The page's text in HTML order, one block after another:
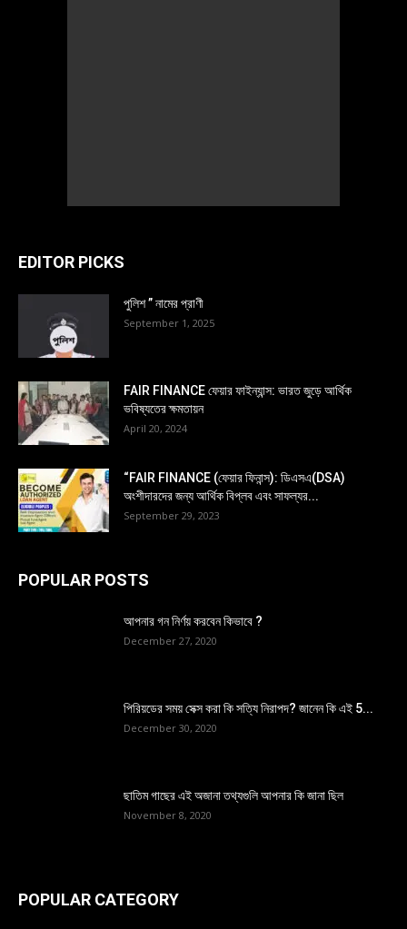
EDITOR PICKS
পুলিশ ” নামের প্রাণী
September 1, 2025
FAIR FINANCE ফেয়ার ফাইন্যান্স: ভারত জুড়ে আর্থিক
ভবিষ্যতের ক্ষমতায়ন
April 20, 2024
“FAIR FINANCE (ফেয়ার ফিনান্স): ডিএসএ(DSA)
অংশীদারদের জন্য আর্থিক বিপ্লব এবং সাফল্যর...
September 29, 2023
POPULAR POSTS
আপনার গন নির্ণয় করবেন কিভাবে ?
December 27, 2020
পিরিয়ডের সময় সেক্স করা কি সত্যি নিরাপদ? জানেন কি এই 5...
December 30, 2020
ছাতিম গাছের এই অজানা তথ্যগুলি আপনার কি জানা ছিল
November 8, 2020
POPULAR CATEGORY